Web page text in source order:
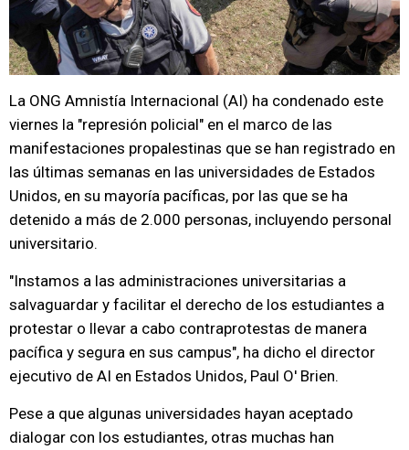
La ONG Amnistía Internacional (AI) ha condenado este
viernes la "represión policial" en el marco de las
manifestaciones propalestinas que se han registrado en
las últimas semanas en las universidades de Estados
Unidos, en su mayoría pacíficas, por las que se ha
detenido a más de 2.000 personas, incluyendo personal
universitario.
"Instamos a las administraciones universitarias a
salvaguardar y facilitar el derecho de los estudiantes a
protestar o llevar a cabo contraprotestas de manera
pacífica y segura en sus campus", ha dicho el director
ejecutivo de AI en Estados Unidos, Paul O' Brien.
Pese a que algunas universidades hayan aceptado
dialogar con los estudiantes, otras muchas han